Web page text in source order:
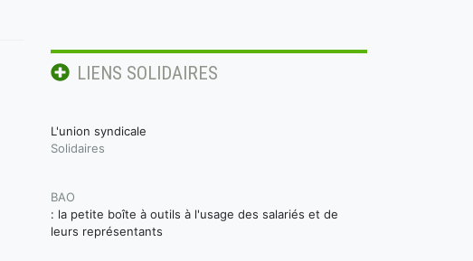
LIENS SOLIDAIRES
L'union syndicale
Solidaires
BAO
: la petite boîte à outils à l'usage des salariés et de
leurs représentants